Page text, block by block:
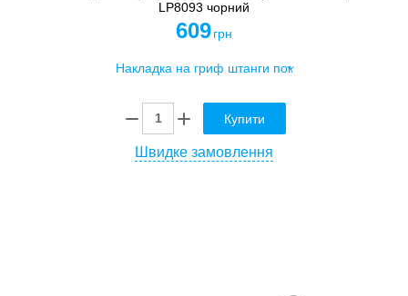
LP8093 чорний
609 грн
Купити
Швидке замовлення